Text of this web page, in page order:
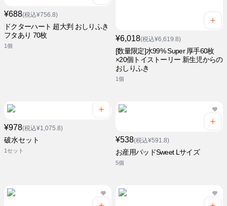
¥688(税込¥756.8)
ドクターハート 超大判 おしりふき
フタあり 70枚
1個
¥6,018(税込¥6,619.8)
[数量限定]水99% Super 厚手60枚
×20個トイストーリー 新生児からの
おしりふき
1個
¥978(税込¥1,075.8)
破水セット
1セット
¥538(税込¥591.8)
お産用パッドSweet Lサイズ
5個